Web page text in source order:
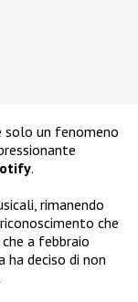
solo un fenomeno
.
rimanendo
che
, che a febbraio
ha deciso di non